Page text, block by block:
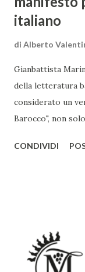
italiano
di Alberto
Gianbattista
della letteratura
considerato un
Barocco", non
rendono
abbracciando
meraviglia,
sorprendente.
CONDIVIDI